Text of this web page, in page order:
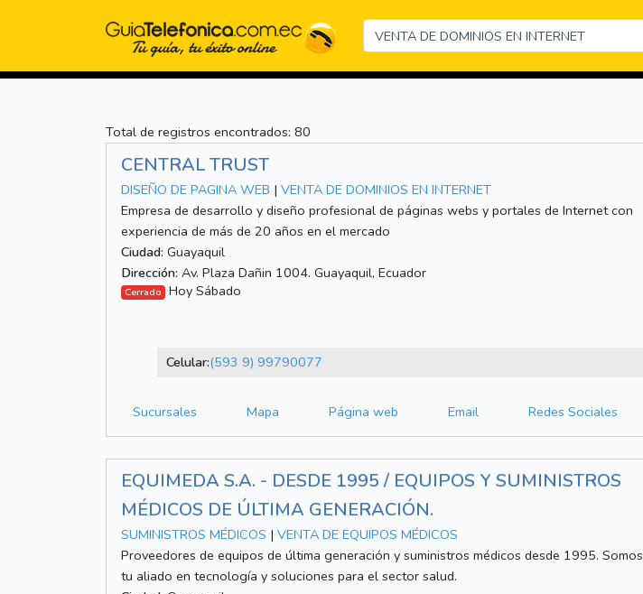
Total de registros encontrados: 80
CENTRAL TRUST
DISEÑO DE PAGINA WEB | VENTA DE DOMINIOS EN INTERNET
Empresa de desarrollo y diseño profesional de páginas webs y portales de Internet con
experiencia de más de 20 años en el mercado
Ciudad: Guayaquil
Dirección: Av. Plaza Dañin 1004. Guayaquil, Ecuador
Cerrado Hoy Sábado
Celular:(593 9) 99790077
Sucursales Mapa Página web Email Redes Sociales
EQUIMEDA S.A. - DESDE 1995 / EQUIPOS Y SUMINISTROS
MÉDICOS DE ÚLTIMA GENERACIÓN.
SUMINISTROS MÉDICOS | VENTA DE EQUIPOS MÉDICOS
Proveedores de equipos de última generación y suministros médicos desde 1995. Somos
tu aliado en tecnología y soluciones para el sector salud.